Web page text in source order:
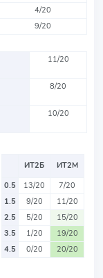
4/20
9/20
11/20
8/20
10/20
ИТ2Б
ИТ2М
0.5
13/20
7/20
1.5
9/20
11/20
2.5
5/20
15/20
3.5
1/20
19/20
4.5
0/20 20/20